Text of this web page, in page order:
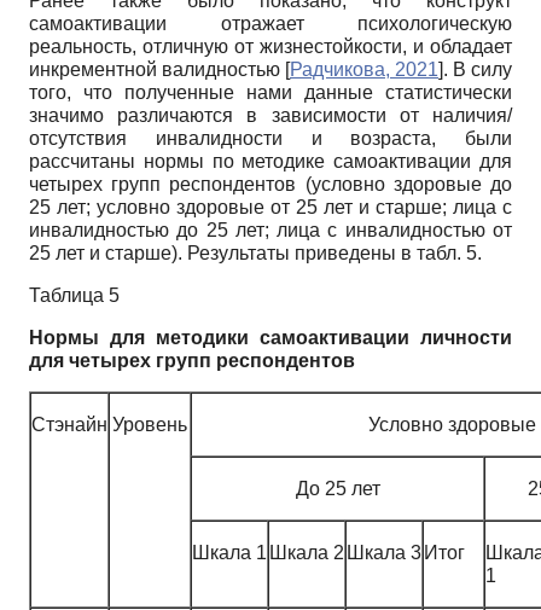
самоактивации отражает психологическую
реальность, отличную от жизнестойкости, и обладает
инкрементной валидностью [Радчикова, 2021]. В силу
того, что полученные нами данные статистически
значимо различаются в зависимости от наличия/
отсутствия инвалидности и возраста, были
рассчитаны нормы по методике самоактивации для
четырех групп респондентов (условно здоровые до
25 лет; условно здоровые от 25 лет и старше; лица с
инвалидностью до 25 лет; лица с инвалидностью от
25 лет и старше). Результаты приведены в табл. 5.
Таблица 5
Нормы для методики самоактивации личности
для четырех групп респондентов
Стэнайн Уровень Условно здоровые
До 25 лет
Шкала 1 Шкала 2 Шкала 3 Итог
1